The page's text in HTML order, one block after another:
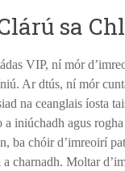
sa
VIP, ní mór
Ar dtús, ní mór
na ceanglais íosta
iniúchadh agus
ba chóir d’imreoirí
charnadh. Moltar